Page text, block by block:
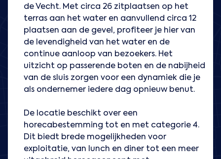
de Vecht. Met circa 26 zitplaatsen op het
terras aan het water en aanvullend circa 12
plaatsen aan de gevel, profiteer je hier van
de levendigheid van het water en de
continue aanloop van bezoekers. Het
uitzicht op passerende boten en de nabijheid
van de sluis zorgen voor een dynamiek die je
als ondernemer iedere dag opnieuw benut.
De locatie beschikt over een
horecabestemming tot en met categorie 4.
Dit biedt brede mogelijkheden voor
exploitatie, van lunch en diner tot een meer